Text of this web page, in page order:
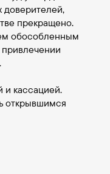
доверителей,
прекращено.
обособленным
кассацией.
открывшимся